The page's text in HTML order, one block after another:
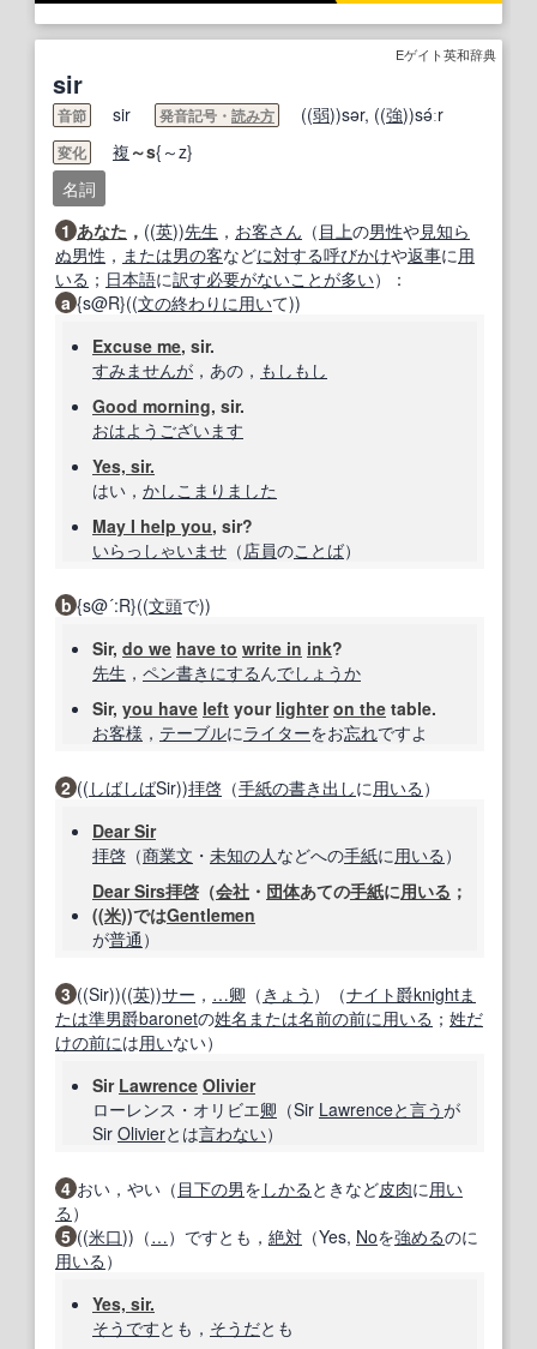
Eゲイト英和辞典
sir
音節 sir 発音記号・ 読み方 ((弱))sər, ((強))sə́ːr
変化 複 ～s{～z}
名詞
1 あなた ， ((英))先生 ， お客さん （ 目上の男性や見知ら
ぬ男性 ， または男の客などに対する呼びかけや返事に 用
いる ； 日本語に訳す必要がないことが多い）：
a {s@R}((文の終わりに 用いて))
Excuse me, sir.
すみませんが ，あの， もしもし
Good morning, sir.
おはようございます
Yes, sir.
はい， かしこまりました
May I help you, sir?
いらっしゃいませ （ 店員のことば）
b {s@´:R}((文頭で))
Sir, do we have to write in ink?
先生 ， ペン書き にする んでしょうか
Sir, you have left your lighter on the table.
お客様 ， テーブルにライターをお忘れですよ
2 (( しばしばSir))拝啓 （手紙の書き出しに 用いる ）
Dear Sir
拝啓 （商業文 ・ 未知の人 などへの手紙に 用いる ）
Dear Sirs拝啓 （会社 ・ 団体あての手紙に用いる ；
((米))ではGentlemen
が普通 ）
3 ((Sir))((英))サー ， …卿 （ きょう ）（ナイト爵knightま
たは準男爵baronetの姓名 または名前の前に 用いる ； 姓だ
けの前には用いない）
Sir Lawrence Olivier
ローレンス・オリビエ卿 （Sir Lawrenceと言うが
Sir Olivierとは言わない）
4 おい，やい（ 目下の男を しかる ときなど皮肉に 用い
る ）
5 ((米口))（…）ですとも， 絶対 （Yes, Noを強めるのに
用いる ）
Yes, sir.
そうですとも， そうだとも